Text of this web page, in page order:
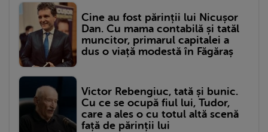
Cine au fost părinții lui Nicușor
Dan. Cu mama contabilă și tatăl
muncitor, primarul capitalei a
dus o viață modestă în Făgăraș
Victor Rebengiuc, tată și bunic.
Cu ce se ocupă fiul lui, Tudor,
care a ales o cu totul altă scenă
față de părinții lui